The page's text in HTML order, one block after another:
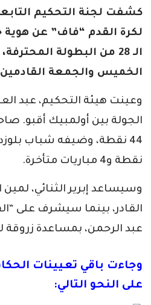
كشفت لجنة التحكيم التابعة
لكرة القدم “فاف” عن هوية
الـ 28 من البطولة
الخميس والجمعة
وعينت هيئة التحكيم، عبد
نقطة و4 مباريات متأخرة.
وسيساعد إبرير الثنائي،
القادر، بينما سيشرف على
عبد الرحمن، بمساعدة زروقة
على النحو التالي: